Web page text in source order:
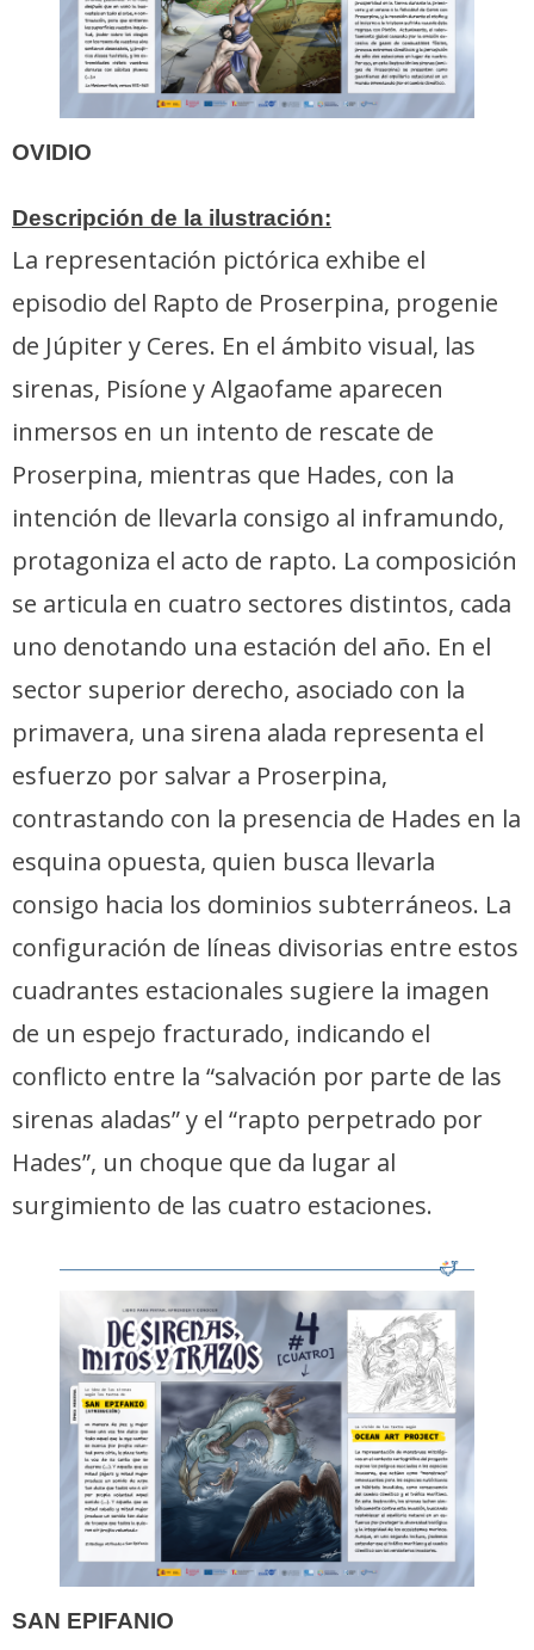
OVIDIO
Descripción de la ilustración:
La representación pictórica exhibe el
episodio del Rapto de Proserpina, progenie
de Júpiter y Ceres. En el ámbito visual, las
sirenas, Pisíone y Algaofame aparecen
inmersos en un intento de rescate de
Proserpina, mientras que Hades, con la
intención de llevarla consigo al inframundo,
protagoniza el acto de rapto. La composición
se articula en cuatro sectores distintos, cada
uno denotando una estación del año. En el
sector superior derecho, asociado con la
primavera, una sirena alada representa el
esfuerzo por salvar a Proserpina,
contrastando con la presencia de Hades en la
esquina opuesta, quien busca llevarla
consigo hacia los dominios subterráneos. La
configuración de líneas divisorias entre estos
cuadrantes estacionales sugiere la imagen
de un espejo fracturado, indicando el
conflicto entre la “salvación por parte de las
sirenas aladas” y el “rapto perpetrado por
Hades”, un choque que da lugar al
surgimiento de las cuatro estaciones.
SAN EPIFANIO